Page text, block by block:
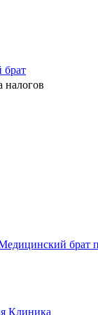
брат
налогов
брат
Клиника